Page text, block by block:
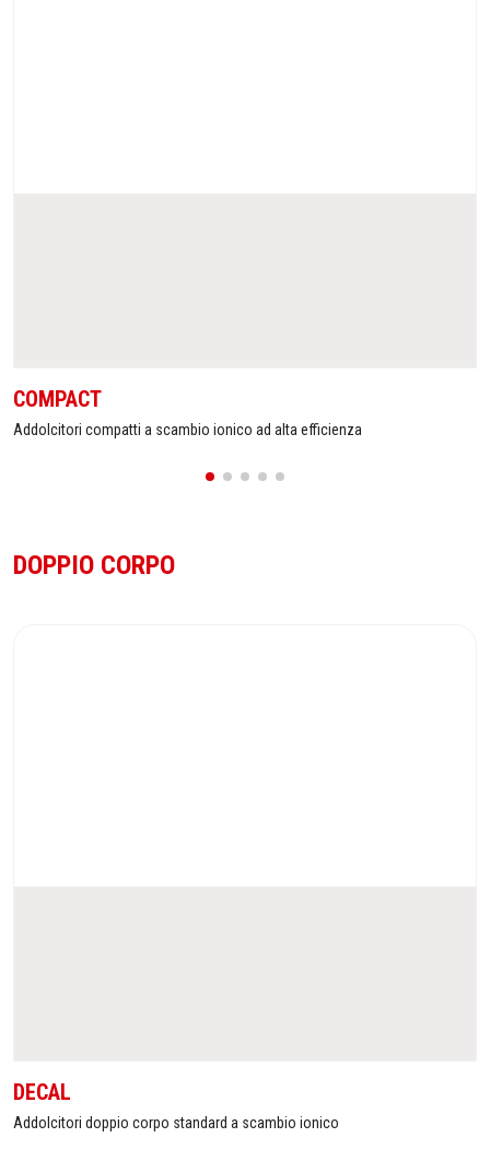
COMPACT
Addolcitori compatti a scambio ionico ad alta efficienza
DOPPIO CORPO
DECAL
Addolcitori doppio corpo standard a scambio ionico